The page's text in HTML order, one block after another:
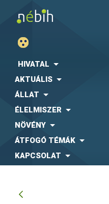
HIVATAL
AKTUÁLIS
ÁLLAT
ÉLELMISZER
NÖVÉNY
ÁTFOGÓ TÉMÁK
KAPCSOLAT